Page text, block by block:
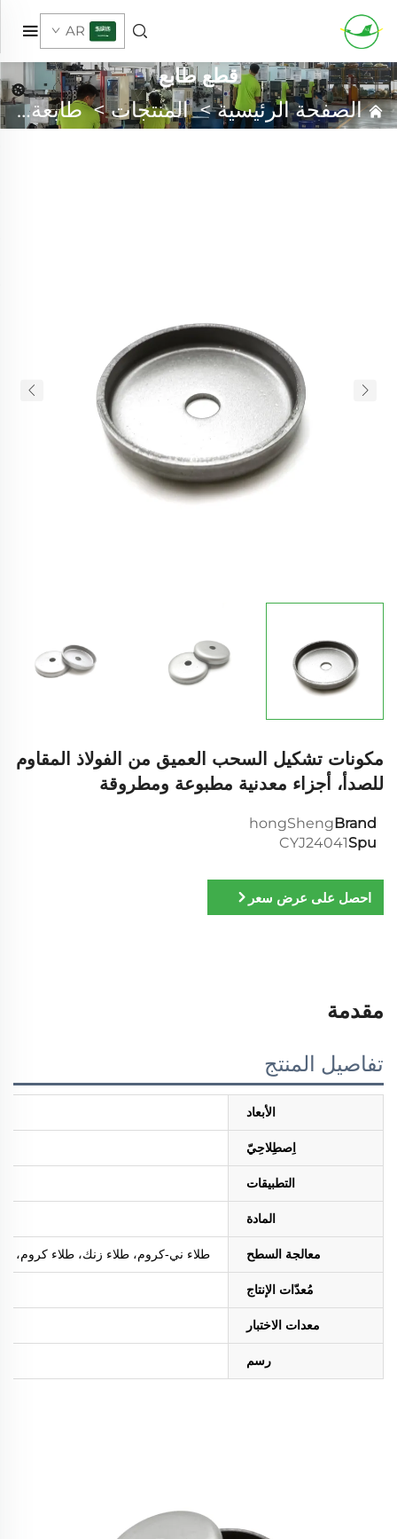
AR
قطع طابع
الصفحة الرئيسية>المنتجات>طابعة معدنية
مكونات تشكيل السحب العميق من الفولاذ المقاوم
للصدأ، أجزاء معدنية مطبوعة ومطروقة
Brand
hongSheng
Spu
CYJ24041
احصل على عرض سعر
مقدمة
تفاصيل المنتج
الأبعاد
اِصطِلاحِيّ
التطبيقات
المادة
معالجة السطح طلاء ني-كروم، طلاء زنك، طلاء كروم، طلاء
مُعدّات الإنتاج
معدات الاختبار
رسم